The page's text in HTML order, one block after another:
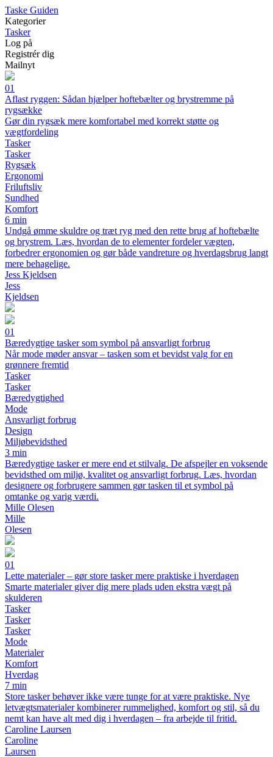
Taske Guiden
Kategorier
Tasker
Log på
Registrér dig
Mailnyt
01
Aflast ryggen: Sådan hjælper hoftebælter og brystremme på
rygsække
Gør din rygsæk mere komfortabel med korrekt støtte og
vægtfordeling
Tasker
Tasker
Rygsæk
Ergonomi
Friluftsliv
Sundhed
Komfort
6 min
Undgå ømme skuldre og træt ryg med den rette brug af hoftebælte
og brystrem. Læs, hvordan de to elementer fordeler vægten,
forbedrer ergonomien og gør både vandreture og hverdagsbrug langt
mere behagelige.
Jess Kjeldsen
Jess
Kjeldsen
01
Bæredygtige tasker som symbol på ansvarligt forbrug
Når mode møder ansvar – tasken som et bevidst valg for en
grønnere fremtid
Tasker
Tasker
Bæredygtighed
Mode
Ansvarligt forbrug
Design
Miljøbevidsthed
3 min
Bæredygtige tasker er mere end et stilvalg. De afspejler en voksende
bevidsthed om miljø, kvalitet og ansvarligt forbrug. Læs, hvordan
designere og forbrugere sammen gør tasken til et symbol på
omtanke og varig værdi.
Mille Olesen
Mille
Olesen
01
Lette materialer – gør store tasker mere praktiske i hverdagen
Smarte materialer giver dig mere plads uden ekstra vægt på
skulderen
Tasker
Tasker
Tasker
Mode
Materialer
Komfort
Hverdag
7 min
Store tasker behøver ikke være tunge for at være praktiske. Nye
letvægtsmaterialer kombinerer rummelighed, komfort og stil, så du
nemt kan have alt med dig i hverdagen – fra arbejde til fritid.
Caroline Laursen
Caroline
Laursen